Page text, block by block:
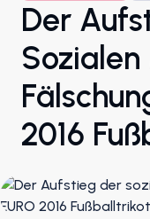
Der
Sozialen
2016